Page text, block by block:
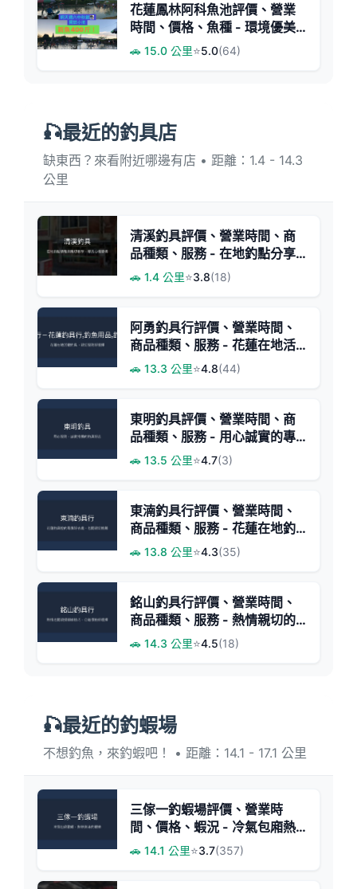
花蓮鳳林阿科魚池評價、營業
時間、價格、魚種 - 環境優美
大魚成就感
🚗 15.0 公里⭐5.0(64)
🎣最近的釣具店
缺東西？來看附近哪邊有店 • 距離：1.4 - 14.3
公里
清溪釣具評價、營業時間、商
品種類、服務 - 在地釣點分享
與教學
🚗 1.4 公里⭐3.8(18)
阿勇釣具行評價、營業時間、
商品種類、服務 - 花蓮在地活
蝦釣具專賣
🚗 13.3 公里⭐4.8(44)
東明釣具評價、營業時間、商
品種類、服務 - 用心誠實的專
業釣具店
🚗 13.5 公里⭐4.7(3)
東湳釣具行評價、營業時間、
商品種類、服務 - 花蓮在地釣
具寶庫
🚗 13.8 公里⭐4.3(35)
銘山釣具行評價、營業時間、
商品種類、服務 - 熱情親切的
專業釣具店
🚗 14.3 公里⭐4.5(18)
🎣最近的釣蝦場
不想釣魚，來釣蝦吧！ • 距離：14.1 - 17.1 公里
三傢一釣蝦場評價、營業時
間、價格、蝦況 - 冷氣包廂熱
炒歡唱釣蝦體驗
🚗 14.1 公里⭐3.7(357)